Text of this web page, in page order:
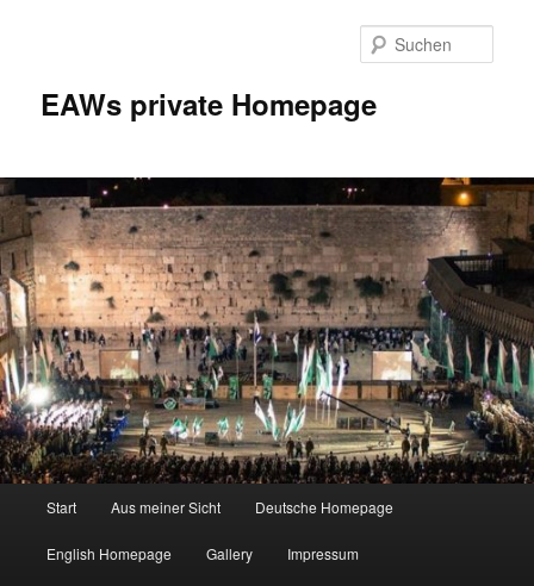
EAWs private Homepage
Start Aus meiner Sicht Deutsche Homepage
English Homepage Gallery Impressum